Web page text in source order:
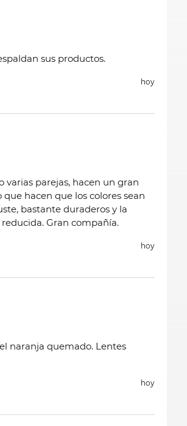
sus productos.
hoy
varias parejas, hacen un gran
hacen que los colores sean
bastante duraderos y la
Gran compañía.
hoy
naranja quemado. Lentes
hoy